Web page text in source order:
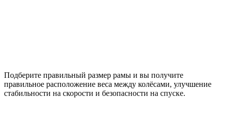
Подберите правильный размер рамы и вы получите
правильное расположение веса между колёсами, улучшение
стабильности на скорости и безопасности на спуске.